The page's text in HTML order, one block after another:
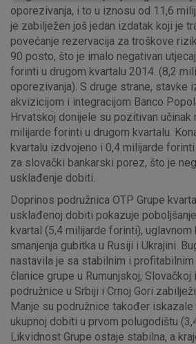
oporezivanja, i to u iznosu od 11,6
je zabilježen još jedan izdatak koji je
povećanje rezervacija za troškove
90 posto, što je imalo negativan
forinti u drugom kvartalu 2014. (8,2
oporezivanja). S druge strane, stavke
akvizicijom i integracijom Banco
Hrvatskoj donijele su pozitivan učinak
milijarde forinti u drugom kvartalu.
kvartalu izdvojeno i 0,4 milijarde
za slovački bankarski porez, što je
usklađenje dobiti.
Doprinos podružnica OTP Grupe
usklađenoj dobiti pokazuje
kvartal (5,4 milijarde forinti), uglavnom
smanjenja gubitka u Rusiji i Ukrajini.
nastavila je sa stabilnim i
članice grupe u Rumunjskoj,
podružnice u Srbiji i Crnoj Gori
Manje su podružnice također
ukupnoj dobiti u prvom polugodištu
Likvidnost Grupe ostaje stabilna, a
Analitički
Marketinški kolačići
Prihvaćam upotrebu
Nužni (tehnički) kolačići -
Ovi kolačići nužni su za funkcioniranje
ne mogu se isključiti u našim sustavima.
postavljaju kao odgovor na vaše radnje
za uslugama, kao što su postavke
možete postaviti da blokira te kolačiće
o njima, ali u tom slučaju neki dijelovi
kolačići ne pohranjuju nikakve
identificirati.